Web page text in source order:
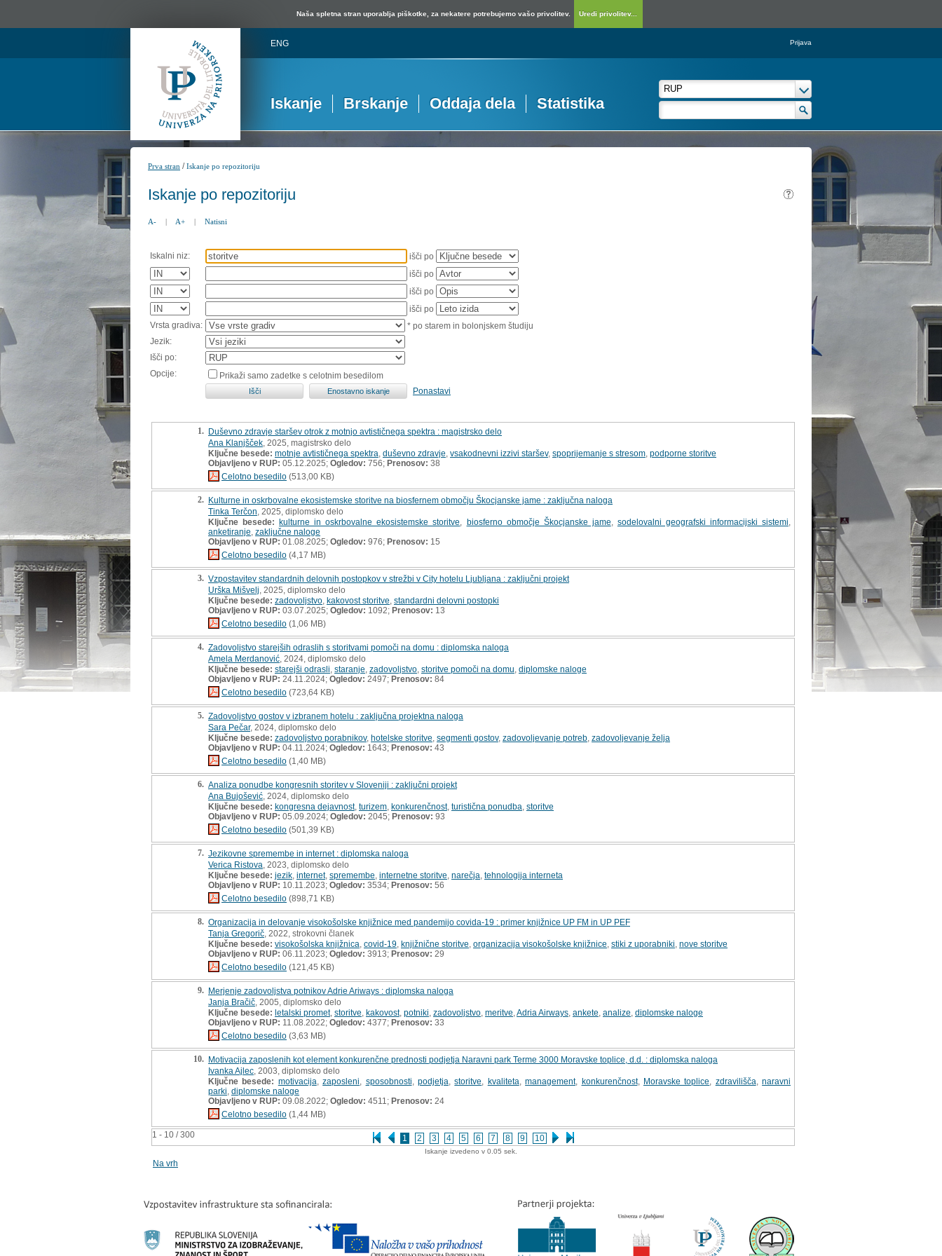
Naša spletna stran uporablja piškotke, za nekatere potrebujemo vašo privolitev. Uredi privolitev...
ENG Prijava
Iskanje Brskanje Oddaja dela Statistika
Prva stran /Iskanje po repozitoriju
Iskanje po repozitoriju
A- | A+ | Natisni
Iskalni niz:
išči po
išči po
išči po
išči po
Vrsta gradiva:
* po starem in bolonjskem študiju
Jezik:
Išči po:
Opcije:
Prikaži samo zadetke s celotnim besedilom
Ponastavi
1 - 10 / 300 1 2 3 4 5 6 7 8 9 10
1. Duševno zdravje staršev otrok z motnjo avtističnega spektra : magistrsko delo
Ana Klanjšček , 2025, magistrsko delo
Ključne besede: motnje avtističnega spektra duševno zdravje vsakodnevni izzivi staršev, spoprijemanje s stresom podporne storitve
Objavljeno v RUP: 05.12.2025; Ogledov: 756; Prenosov: 38
Celotno besedilo (513,00 KB)
2. Kulturne in oskrbovalne ekosistemske storitve na biosfernem območju Škocjanske jame : zaključna naloga
Tinka Terčon , 2025, diplomsko delo
Ključne besede: kulturne in oskrbovalne ekosistemske storitve biosferno območje Škocjanske jame sodelovalni geografski informacijski sistemi
anketiranje zaključne naloge
Objavljeno v RUP: 01.08.2025; Ogledov: 976; Prenosov: 15
Celotno besedilo (4,17 MB)
3. Vzpostavitev standardnih delovnih postopkov v strežbi v City hotelu Ljubljana : zaključni projekt
Urška Mišvelj , 2025, diplomsko delo
Ključne besede: zadovoljstvo kakovost storitve standardni delovni postopki
Objavljeno v RUP: 03.07.2025; Ogledov: 1092; Prenosov: 13
Celotno besedilo (1,06 MB)
4. Zadovoljstvo starejših odraslih s storitvami pomoči na domu : diplomska naloga
Amela Merdanović , 2024, diplomsko delo
Ključne besede: starejši odrasli staranje zadovoljstvo storitve pomoči na domu diplomske naloge
Objavljeno v RUP: 24.11.2024; Ogledov: 2497; Prenosov: 84
Celotno besedilo (723,64 KB)
5. Zadovoljstvo gostov v izbranem hotelu : zaključna projektna naloga
Sara Pečar, 2024, diplomsko delo
Ključne besede: zadovoljstvo porabnikov, hotelske storitve segmenti gostov, zadovoljevanje potreb zadovoljevanje želja
Objavljeno v RUP: 04.11.2024; Ogledov: 1643; Prenosov: 43
Celotno besedilo (1,40 MB)
6. Analiza ponudbe kongresnih storitev v Sloveniji : zaključni projekt
Ana Bujošević , 2024, diplomsko delo
Ključne besede: kongresna dejavnost, turizem konkurenčnost, turistična ponudba storitve
Objavljeno v RUP: 05.09.2024; Ogledov: 2045; Prenosov: 93
Celotno besedilo (501,39 KB)
7. Jezikovne spremembe in internet : diplomska naloga
Verica Ristova , 2023, diplomsko delo
Ključne besede: jezik internet, spremembe internetne storitve narečja tehnologija interneta
Objavljeno v RUP: 10.11.2023; Ogledov: 3534; Prenosov: 56
Celotno besedilo (898,71 KB)
8. Organizacija in delovanje visokošolske knjižnice med pandemijo covida-19 : primer knjižnice UP FM in UP PEF
Tanja Gregorič , 2022, strokovni članek
Ključne besede: visokošolska knjižnica covid-19 knjižnične storitve organizacija visokošolske knjižnice stiki z uporabniki nove storitve
Objavljeno v RUP: 06.11.2023; Ogledov: 3913; Prenosov: 29
Celotno besedilo (121,45 KB)
9. Merjenje zadovoljstva potnikov Adrie Ariways : diplomska naloga
Janja Bračič , 2005, diplomsko delo
Ključne besede: letalski promet, storitve kakovost, potniki zadovoljstvo meritve Adria Airways ankete analize diplomske naloge
Objavljeno v RUP: 11.08.2022; Ogledov: 4377; Prenosov: 33
Celotno besedilo (3,63 MB)
10. Motivacija zaposlenih kot element konkurenčne prednosti podjetja Naravni park Terme 3000 Moravske toplice, d.d. : diplomska naloga
Ivanka Ajlec , 2003, diplomsko delo
Ključne besede: motivacija ,zaposleni sposobnosti podjetja ,storitve kvaliteta ,management, konkurenčnost, Moravske toplice zdravilišča ,naravni
parki diplomske naloge
Objavljeno v RUP: 09.08.2022; Ogledov: 4511; Prenosov: 24
Celotno besedilo (1,44 MB)
Iskanje izvedeno v 0.05 sek.
Na vrh